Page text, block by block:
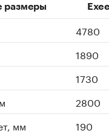
размеры
4780
1890
1730
2800
мм
190